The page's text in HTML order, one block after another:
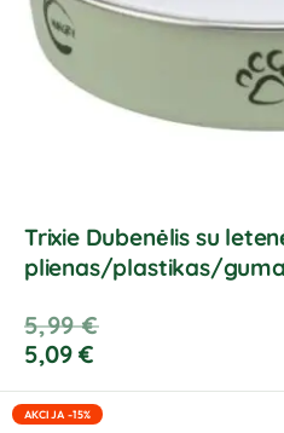
Trixie Dubenėlis su
plienas/plastikas/
5,99€
5,09 €
AKCIJA -15%